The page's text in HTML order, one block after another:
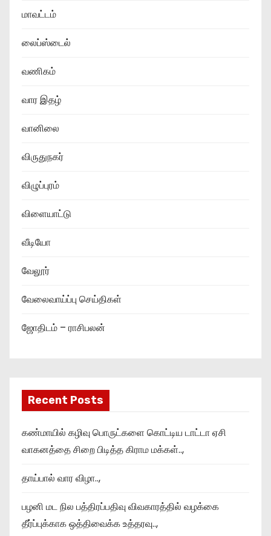
மாவட்டம்
லைப்ஸ்டைல்
வணிகம்
வார இதழ்
வானிலை
விருதுநகர்
விழுப்புரம்
விளையாட்டு
வீடியோ
வேலூர்
வேலைவாய்ப்பு செய்திகள்
ஜோதிடம் – ராசிபலன்
Recent Posts
கண்மாயில் கழிவு பொருட்களை கொட்டிய டாட்டா ஏசி
வாகனத்தை சிறை பிடித்த கிராம மக்கள்..,
தாய்பால் வார விழா..,
பழனி மட நில பத்திரப்பதிவு விவகாரத்தில் வழக்கை
தீர்ப்புக்காக ஒத்திவைக்க உத்தரவு..,